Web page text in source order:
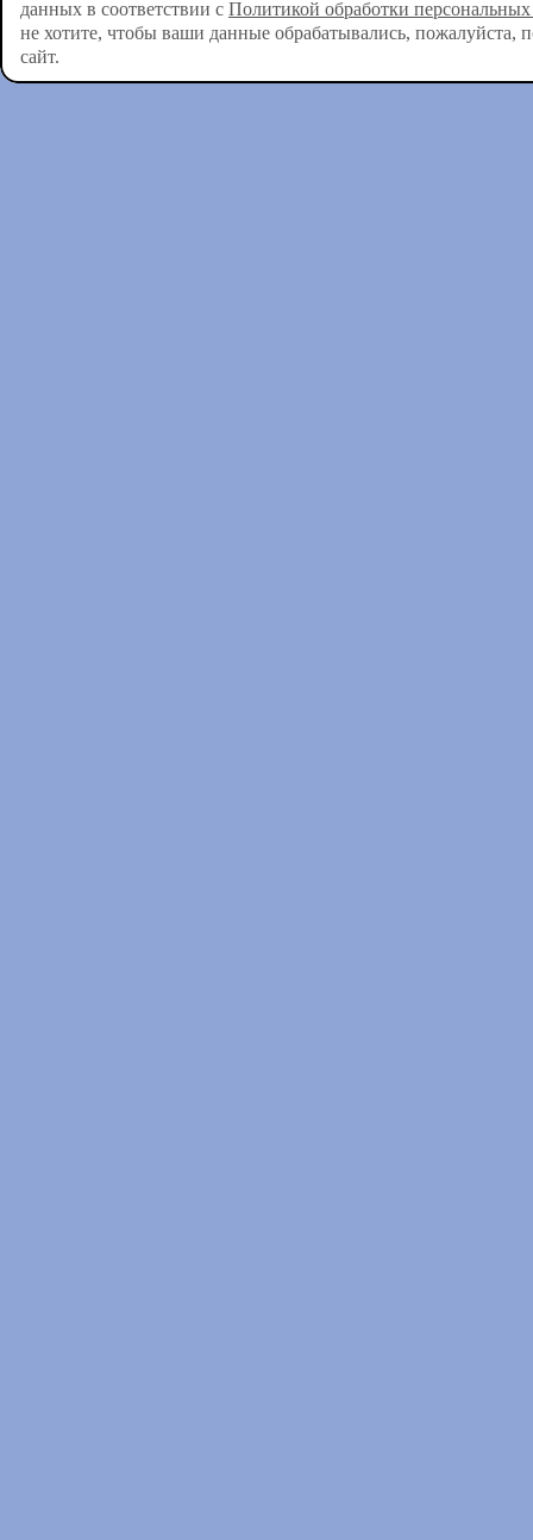
данных в соответствии с Политикой обработки
не хотите, чтобы ваши данные обрабатывались, пожалуйста,
сайт.